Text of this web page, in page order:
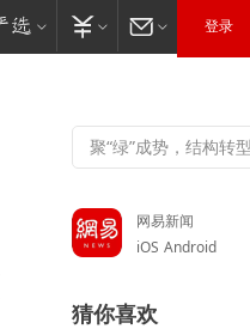
登录
网易新闻
iOS Android
猜你喜欢